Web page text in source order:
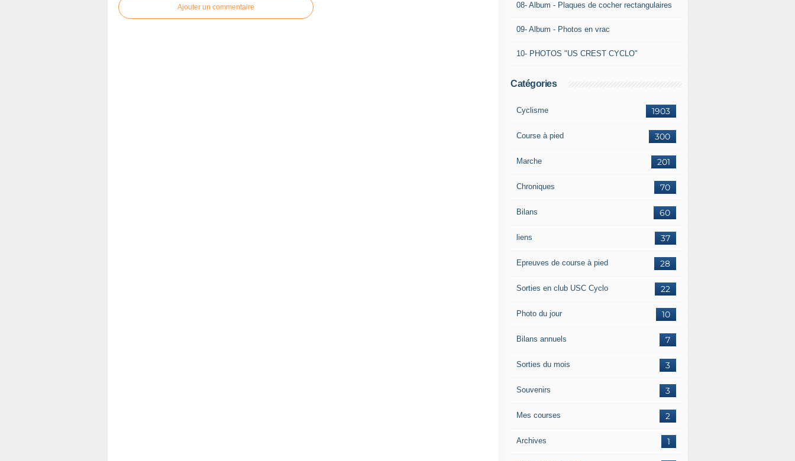
Ajouter un commentaire 08- Album - Plaques de cocher rectangulaires
09- Album - Photos en vrac
10- PHOTOS "US CREST CYCLO"
Catégories
1903
Cyclisme
300
Course à pied
201
Marche
70
Chroniques
60
Bilans
37
liens
28
Epreuves de course à pied
22
Sorties en club USC Cyclo
10
Photo du jour
7
Bilans annuels
3
Sorties du mois
3
Souvenirs
2
Mes courses
1
Archives